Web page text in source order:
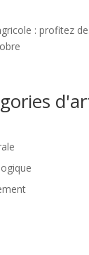
: profitez